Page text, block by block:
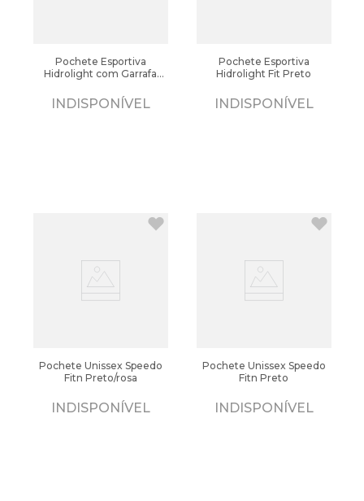
Pochete Esportiva
Hidrolight com Garrafa
INDISPONÍVEL
Pochete Esportiva
Hidrolight Fit Preto
INDISPONÍVEL
Pochete Unissex Speedo
Fitn Preto/rosa
INDISPONÍVEL
Pochete Unissex Speedo
Fitn Preto
INDISPONÍVEL